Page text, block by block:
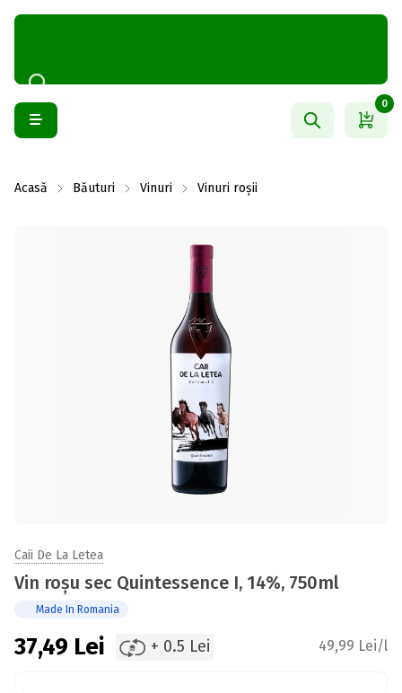
0
Acasă Băuturi Vinuri Vinuri roșii
Caii De La Letea
Vin roșu sec Quintessence I, 14%, 750ml
Made In Romania
37,49 Lei + 0.5 Lei 49,99 Lei/l